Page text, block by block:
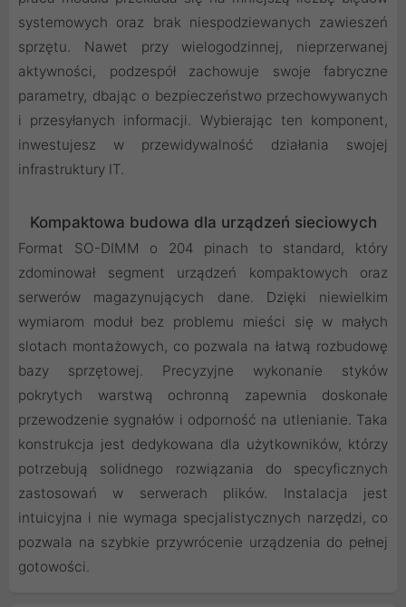
systemowych oraz brak niespodziewanych zawieszeń
sprzętu. Nawet przy wielogodzinnej, nieprzerwanej
aktywności, podzespół zachowuje swoje fabryczne
parametry, dbając o bezpieczeństwo przechowywanych
i przesyłanych informacji. Wybierając ten komponent,
inwestujesz w przewidywalność działania swojej
infrastruktury IT.
Kompaktowa budowa dla urządzeń sieciowych
Format SO-DIMM o 204 pinach to standard, który
zdominował segment urządzeń kompaktowych oraz
serwerów magazynujących dane. Dzięki niewielkim
wymiarom moduł bez problemu mieści się w małych
slotach montażowych, co pozwala na łatwą rozbudowę
bazy sprzętowej. Precyzyjne wykonanie styków
pokrytych warstwą ochronną zapewnia doskonałe
przewodzenie sygnałów i odporność na utlenianie. Taka
konstrukcja jest dedykowana dla użytkowników, którzy
potrzebują solidnego rozwiązania do specyficznych
zastosowań w serwerach plików. Instalacja jest
intuicyjna i nie wymaga specjalistycznych narzędzi, co
pozwala na szybkie przywrócenie urządzenia do pełnej
gotowości.